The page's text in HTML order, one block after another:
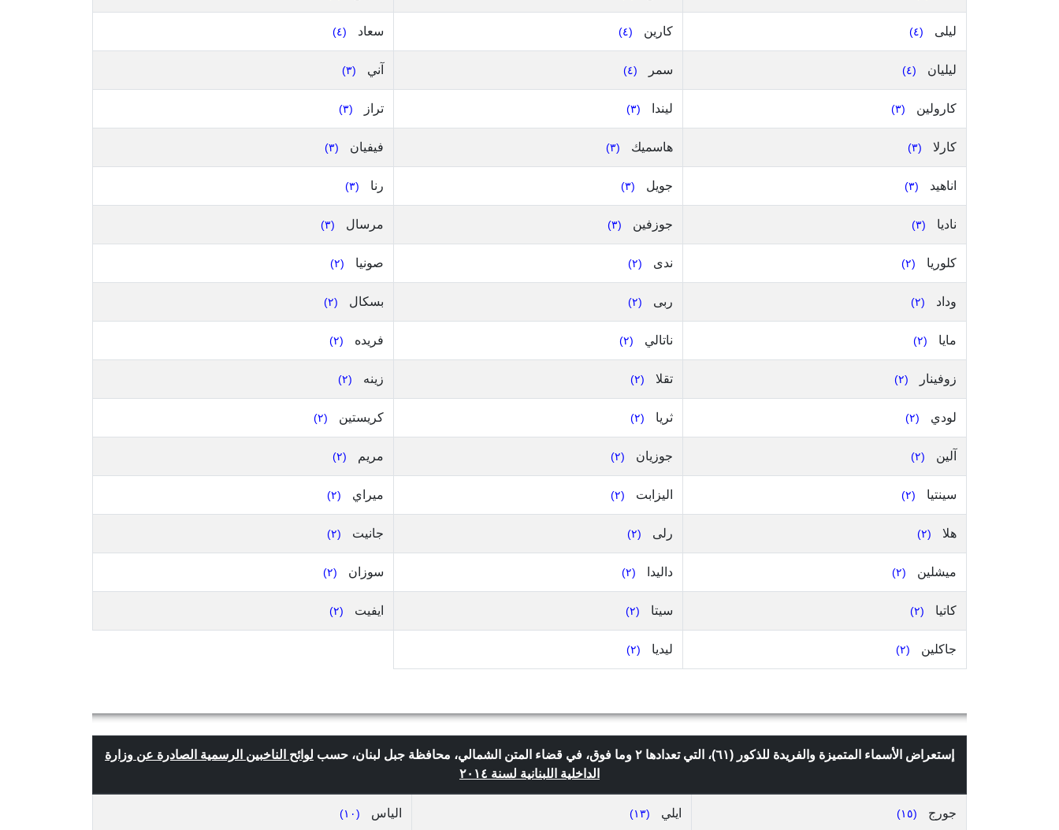
ليلى (٤) كارين (٤) سعاد (٤)
ليليان (٤) سمر (٤) آني (٣)
كارولين (٣) ليندا (٣) تراز (٣)
كارلا (٣) هاسميك (٣) فيفيان (٣)
اناهيد (٣) جويل (٣) رنا (٣)
ناديا (٣) جوزفين (٣) مرسال (٣)
كلوريا (٢) ندى (٢) صونيا (٢)
وداد (٢) ربى (٢) بسكال (٢)
مايا (٢) ناتالي (٢) فريده (٢)
زوفينار (٢) تقلا (٢) زينه (٢)
لودي (٢) ثريا (٢) كريستين (٢)
آلين (٢) جوزيان (٢) مريم (٢)
سينتيا (٢) اليزابت (٢) ميراي (٢)
هلا (٢) رلى (٢) جانيت (٢)
ميشلين (٢) داليدا (٢) سوزان (٢)
كاتيا (٢) سيتا (٢) ايفيت (٢)
جاكلين (٢) ليديا (٢)
إستعراض الأسماء المتميزة والفريدة للذكور (٦١)، التي تعدادها ٢ وما فوق، في قضاء المتن الشمالي، محافظة جبل لبنان، حسب
لوائح الناخبين الرسمية الصادرة عن وزارة
الداخلية اللبنانية لسنة ٢٠١٤
جورج (١٥) ايلي (١٣) الياس (١٠)